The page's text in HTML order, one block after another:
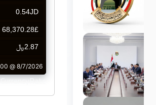
CurrencyRate